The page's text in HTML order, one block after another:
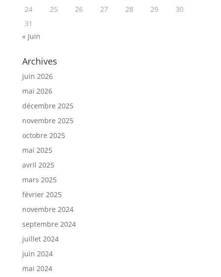
24
25 26 27 28 29
30
31
« Juin
Archives
juin 2026
mai 2026
décembre 2025
novembre 2025
octobre 2025
mai 2025
avril 2025
mars 2025
février 2025
novembre 2024
septembre 2024
juillet 2024
juin 2024
mai 2024